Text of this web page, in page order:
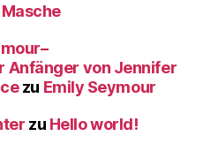
Anfänger von Jennifer
zu Emily Seymour
zu Hello world!